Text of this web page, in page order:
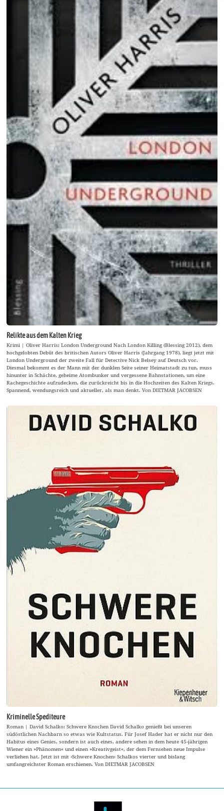
Relikte aus dem Kalten Krieg
Krimi | Oliver Harris: London Underground Nach London Killing (Blessing 2012), dem
hochgelobten Debüt des britischen Autors Oliver Harris (Jahrgang 1978), liegt jetzt mit
London Underground der zweite Fall für Detective Nick Belsey auf Deutsch vor.
Diesmal bekommt es der Mann mit der dunklen Seite seiner Heimatstadt zu tun, muss
hinunter in Schächte, geheime Atombunker und vergessene Bahnstationen, um eine
Rachegeschichte aufzudecken, die zurückreicht bis in die Hochzeiten des Kalten Kriegs.
Spannend, wendungsreich und aktueller, als man denkt. Von DIETMAR JACOBSEN
Kriminelle Spediteure
Roman | David Schalko: Schwere Knochen David Schalko genießt bei unseren
südöstlichen Nachbarn so etwas wie Kultstatus. Für Josef Hader hat er nicht nur den
Habitus eines Genies, sondern ist auch eines, andere sehen in dem heute 45-jährigen
Wiener ein »Phänomen« und einen »Kreativgeist«, der dem Fernsehen neue Impulse
verliehen hat. Jetzt ist mit ›Schwere Knochen‹ Schalkos vierter und bislang
umfangreichster Roman erschienen. Von DIETMAR JACOBSEN